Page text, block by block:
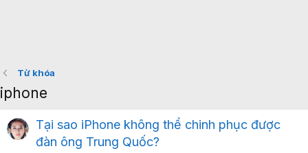
Từ khóa
iphone
Tại sao iPhone không thể chinh phục được
đàn ông Trung Quốc?